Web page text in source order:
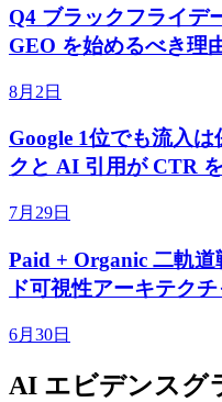
Q4 ブラックフライデ
GEO を始めるべき理
8月2日
Google 1位でも流入
クと AI 引用が CTR
7月29日
Paid + Organic 二軌
ド可視性アーキテクチ
6月30日
AI エビデンスグ